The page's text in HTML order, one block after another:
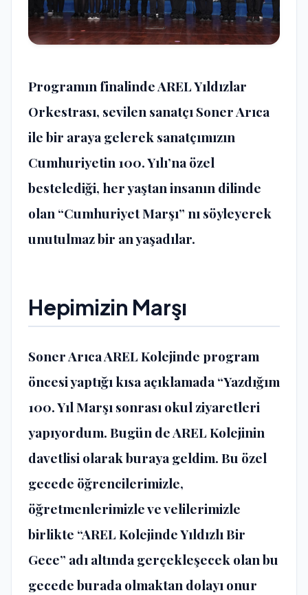
Programın finalinde AREL Yıldızlar
Orkestrası, sevilen sanatçı Soner Arıca
ile bir araya gelerek sanatçımızın
Cumhuriyetin 100. Yılı’na özel
bestelediği, her yaştan insanın dilinde
olan “Cumhuriyet Marşı” nı söyleyerek
unutulmaz bir an yaşadılar.
Hepimizin Marşı
Soner Arıca AREL Kolejinde program
öncesi yaptığı kısa açıklamada “Yazdığım
100. Yıl Marşı sonrası okul ziyaretleri
yapıyordum. Bugün de AREL Kolejinin
davetlisi olarak buraya geldim. Bu özel
gecede öğrencilerimizle,
öğretmenlerimizle ve velilerimizle
birlikte “AREL Kolejinde Yıldızlı Bir
Gece” adı altında gerçekleşecek olan bu
gecede burada olmaktan dolayı onur